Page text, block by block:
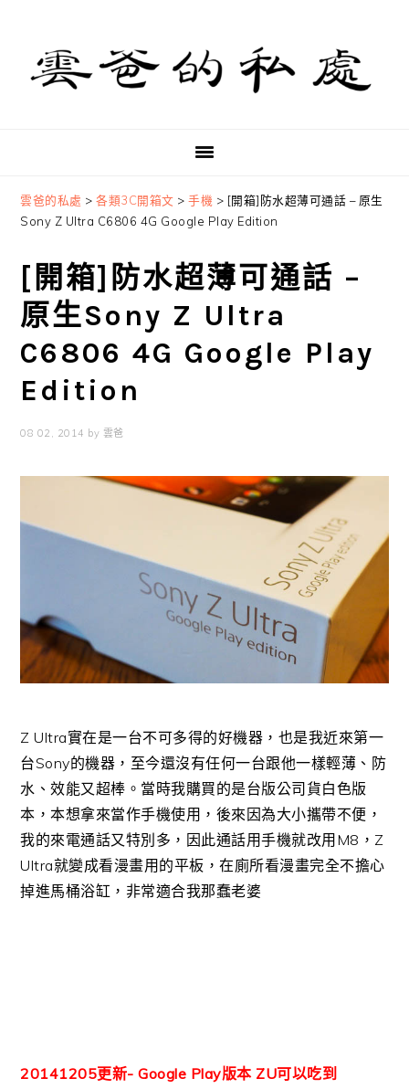
primary
navigation
content
primary
sidebar
雲爸的私處 >各類3C開箱文 >手機 > [開箱]防水超薄可通話 – 原生
Sony Z Ultra C6806 4G Google Play Edition
[開箱]防水超薄可通話 –
原生Sony Z Ultra
C6806 4G Google Play
Edition
08 02, 2014 by 雲爸
Z Ultra實在是一台不可多得的好機器，也是我近來第一
台Sony的機器，至今還沒有任何一台跟他一樣輕薄、防
水、效能又超棒。當時我購買的是台版公司貨白色版
本，本想拿來當作手機使用，後來因為大小攜帶不便，
我的來電通話又特別多，因此通話用手機就改用M8，Z
Ultra就變成看漫畫用的平板，在廁所看漫畫完全不擔心
掉進馬桶浴缸，非常適合我那蠢老婆
20141205更新- Google Play版本 ZU可以吃到